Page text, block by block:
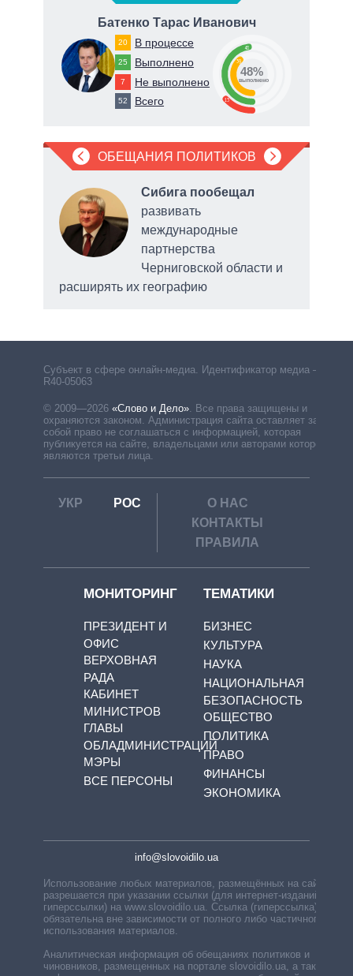
Батенко Тарас Иванович
20 В процессе
25 Выполнено
7 Не выполнено
52 Всего 13
48
39
48%
выполнено
ОБЕЩАНИЯ ПОЛИТИКОВ
Сибига пообещал
развивать
международные
партнерства
Черниговской области и
расширять их географию
Субъект в сфере онлайн-медиа. Идентификатор медиа –
R40-05063
© 2009—2026 «Слово и Дело». Все права защищены и
охраняются законом. Администрация сайта оставляет за
собой право не соглашаться с информацией, которая
публикуется на сайте, владельцами или авторами которой
являются третьи лица.
УКР РОС
О НАС
КОНТАКТЫ
ПРАВИЛА
МОНИТОРИНГ
ПРЕЗИДЕНТ И
ОФИС
ВЕРХОВНАЯ
РАДА
КАБИНЕТ
МИНИСТРОВ
ГЛАВЫ
ОБЛАДМИНИСТРАЦИЙ
МЭРЫ
ВСЕ ПЕРСОНЫ
ТЕМАТИКИ
БИЗНЕС
КУЛЬТУРА
НАУКА
НАЦИОНАЛЬНАЯ
БЕЗОПАСНОСТЬ
ОБЩЕСТВО
ПОЛИТИКА
ПРАВО
ФИНАНСЫ
ЭКОНОМИКА
info@slovoidilo.ua
Использование любых материалов, размещённых на сайте,
разрешается при указании ссылки (для интернет-изданий —
гиперссылки) на www.slovoidilo.ua. Ссылка (гиперссылка)
обязательна вне зависимости от полного либо частичного
использования материалов.
Аналитическая информация об обещаниях политиков и
чиновников, размещенных на портале slovoidilo.ua, а также